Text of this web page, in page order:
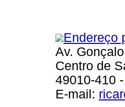
Endereço
Av.
Centro de
49010-410
E-mail: